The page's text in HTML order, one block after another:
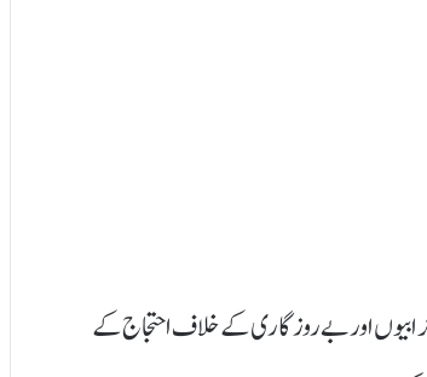
اور بے روزگاری کے خلاف احتجاج کے